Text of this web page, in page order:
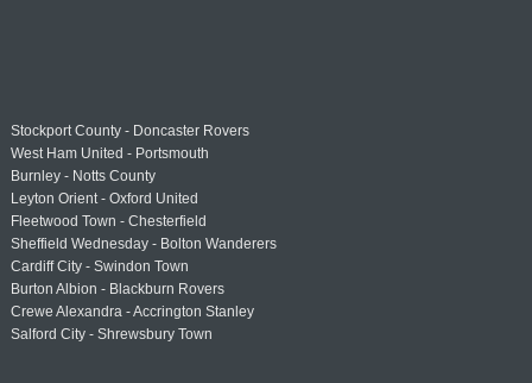
Stockport County - Doncaster Rovers
West Ham United - Portsmouth
Burnley - Notts County
Leyton Orient - Oxford United
Fleetwood Town - Chesterfield
Sheffield Wednesday - Bolton Wanderers
Cardiff City - Swindon Town
Burton Albion - Blackburn Rovers
Crewe Alexandra - Accrington Stanley
Salford City - Shrewsbury Town